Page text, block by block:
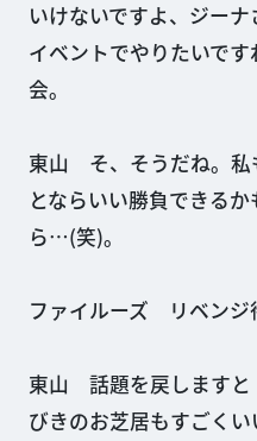
いけないですよ、ジー
イベントでやりたいで
会。
東山 そ、そうだね。私
とならいい勝負できる
ら…(笑)。
ファイルーズ リベンジ
東山 話題を戻しますと
びきのお芝居もすごく